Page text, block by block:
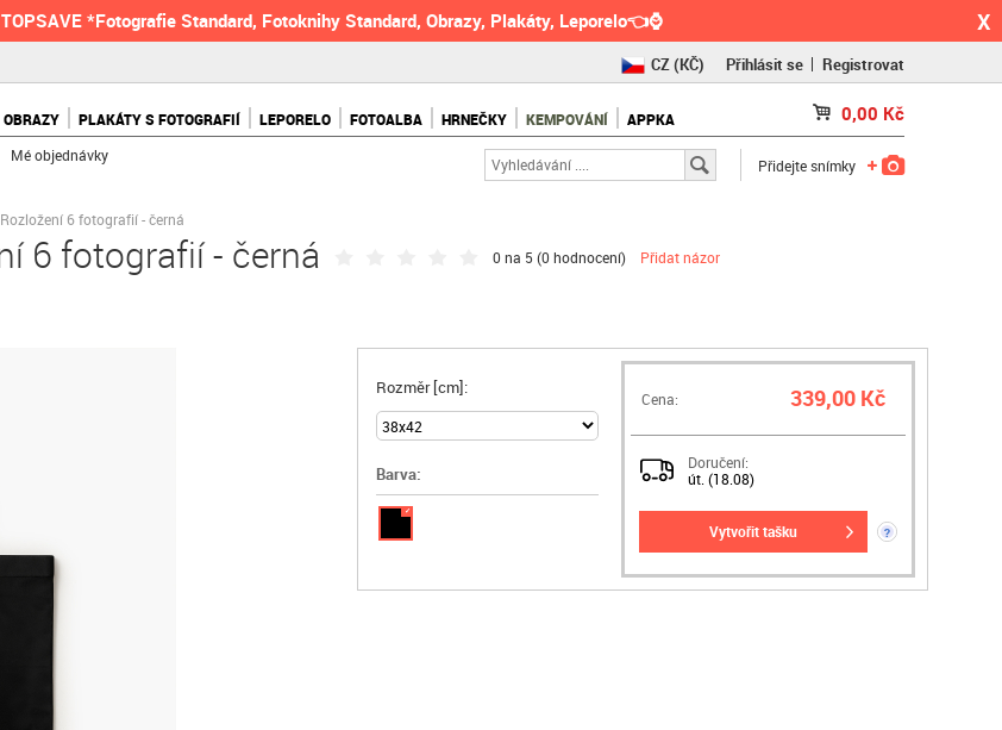
*Fotografie Standard, Fotoknihy Standard, Obrazy, Plakáty, Leporelo👈⌚ X
CZ(KČ)
RO(RON)
Přihlásit se Registrovat
OBRAZY PLAKÁTY S FOTOGRAFIÍ LEPORELO FOTOALBA HRNEČKY KEMPOVÁNÍ APPKA 0,00 Kč
Mé objednávky
Přidejte snímky
6 fotografií - černá
6 fotografií - černá 0 na 5 (0 hodnocení) Přidat názor
Rozměr [cm]:
Barva:
✓
Cena: 339,00 Kč
Doručení:
út. (18.08)
vytvořit tašku ?